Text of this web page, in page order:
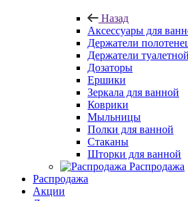
Назад
Аксессуары для
Держатели
Держатели
Дозаторы
Ершики
Зеркала для ванной
Коврики
Мыльницы
Полки для ванной
Стаканы
Шторки для ванной
Распродажа
Распродажа
Акции